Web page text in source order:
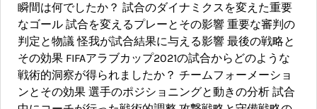
瞬間は何でしたか？ 試合のダイナミクスを変えた重要
なゴール 試合を変えるプレーとその影響 重要な審判の
判定と物議 怪我が試合結果に与える影響 最後の戦略と
その効果 FIFAアラブカップ2021の試合からどのような
戦術的洞察が得られましたか？ チームフォーメーショ
ンとその効果 選手のポジショニングと動きの分析 試合